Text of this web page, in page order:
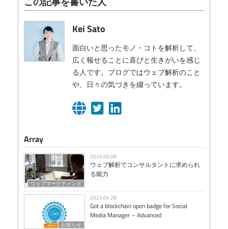
Kei Sato
面白いと思ったモノ・コトを解析して、
広く報せることに喜びと生きがいを感じ
る人です。ブログではウェブ解析のこと
や、日々の気づきを綴っています。
Array
ウェブマーケティング
2025.05.08
ウェブ解析でコンサルタントに求められ
る能力
お知らせ
2023.04.28
Got a blockchain open badge for Social
Media Manager – Advanced